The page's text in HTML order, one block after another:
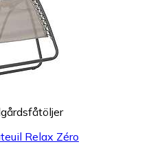
Relax Zéro